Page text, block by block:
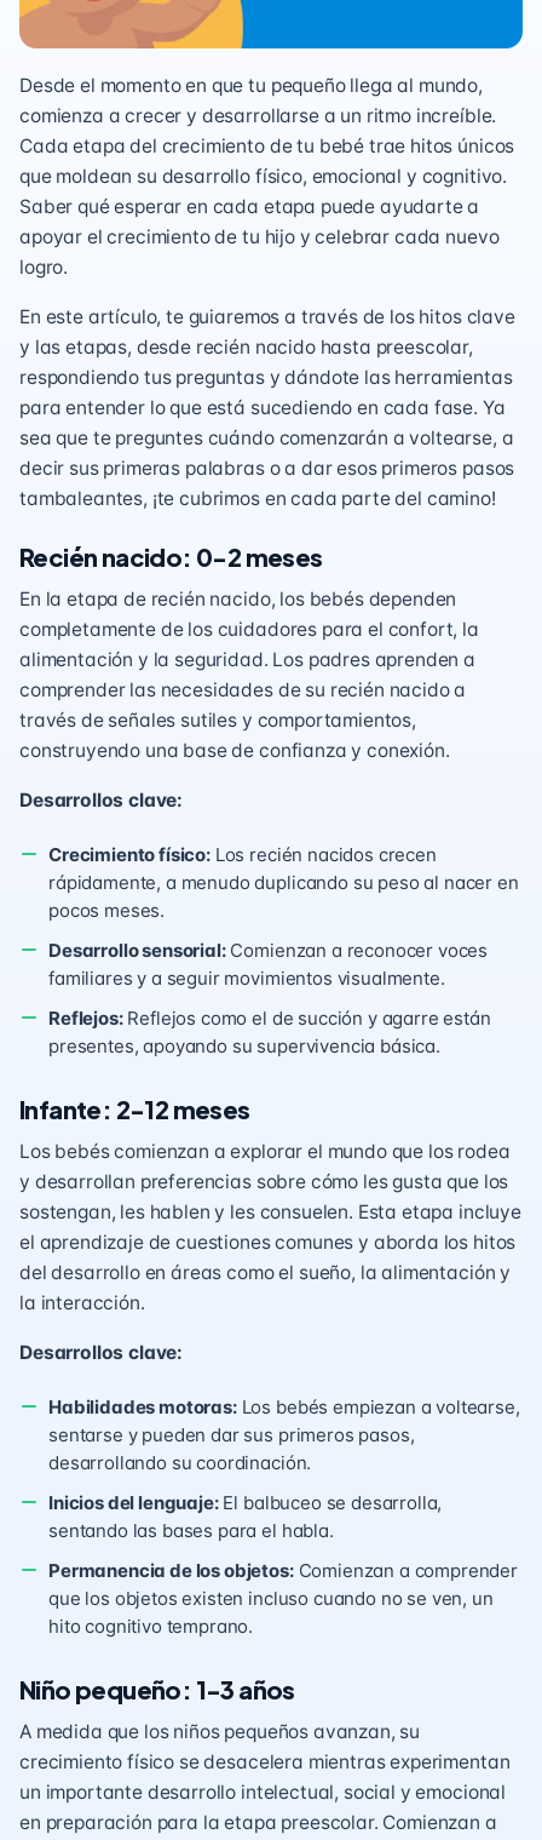
Desde el momento en que tu pequeño llega al mundo,
comienza a crecer y desarrollarse a un ritmo increíble.
Cada etapa del crecimiento de tu bebé trae hitos únicos
que moldean su desarrollo físico, emocional y cognitivo.
Saber qué esperar en cada etapa puede ayudarte a
apoyar el crecimiento de tu hijo y celebrar cada nuevo
logro.
En este artículo, te guiaremos a través de los hitos clave
y las etapas, desde recién nacido hasta preescolar,
respondiendo tus preguntas y dándote las herramientas
para entender lo que está sucediendo en cada fase. Ya
sea que te preguntes cuándo comenzarán a voltearse, a
decir sus primeras palabras o a dar esos primeros pasos
tambaleantes, ¡te cubrimos en cada parte del camino!
Recién nacido: 0-2 meses
En la etapa de recién nacido, los bebés dependen
completamente de los cuidadores para el confort, la
alimentación y la seguridad. Los padres aprenden a
comprender las necesidades de su recién nacido a
través de señales sutiles y comportamientos,
construyendo una base de confianza y conexión.
Desarrollos clave:
Crecimiento físico:Los recién nacidos crecen
rápidamente, a menudo duplicando su peso al nacer en
pocos meses.
Desarrollo sensorial:Comienzan a reconocer voces
familiares y a seguir movimientos visualmente.
Reflejos:Reflejos como el de succión y agarre están
presentes, apoyando su supervivencia básica.
Infante: 2-12 meses
Los bebés comienzan a explorar el mundo que los rodea
y desarrollan preferencias sobre cómo les gusta que los
sostengan, les hablen y les consuelen. Esta etapa incluye
el aprendizaje de cuestiones comunes y aborda los hitos
del desarrollo en áreas como el sueño, la alimentación y
la interacción.
Desarrollos clave:
Habilidades motoras:Los bebés empiezan a voltearse,
sentarse y pueden dar sus primeros pasos,
desarrollando su coordinación.
Inicios del lenguaje:El balbuceo se desarrolla,
sentando las bases para el habla.
Permanencia de los objetos:Comienzan a comprender
que los objetos existen incluso cuando no se ven, un
hito cognitivo temprano.
Niño pequeño: 1-3 años
A medida que los niños pequeños avanzan, su
crecimiento físico se desacelera mientras experimentan
un importante desarrollo intelectual, social y emocional
en preparación para la etapa preescolar. Comienzan a